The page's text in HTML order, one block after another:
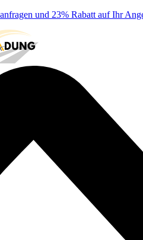
anfragen und 23% Rabatt auf Ihr